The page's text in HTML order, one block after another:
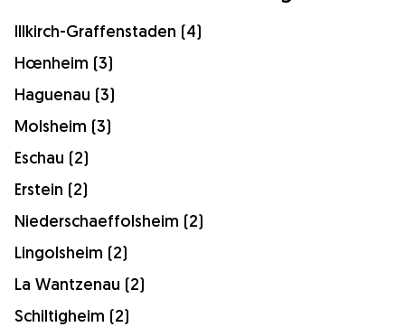
Illkirch-Graffenstaden (4)
Hœnheim (3)
Haguenau (3)
Molsheim (3)
Eschau (2)
Erstein (2)
Niederschaeffolsheim (2)
Lingolsheim (2)
La Wantzenau (2)
Schiltigheim (2)